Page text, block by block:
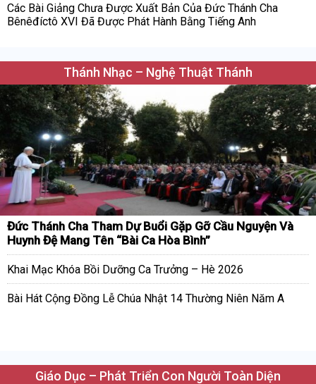
Các Bài Giảng Chưa Được Xuất Bản Của Đức Thánh Cha
Bênêđíctô XVI Đã Được Phát Hành Bằng Tiếng Anh
Thánh Nhạc – Nghệ Thuật Thánh
Đức Thánh Cha Tham Dự Buổi Gặp Gỡ Cầu Nguyện Và
Huynh Đệ Mang Tên “Bài Ca Hòa Bình”
Khai Mạc Khóa Bồi Dưỡng Ca Trưởng – Hè 2026
Bài Hát Cộng Đồng Lễ Chúa Nhật 14 Thường Niên Năm A
Giáo Dục – Phát Triển Con Người Toàn Diện